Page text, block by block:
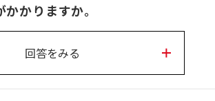
かりますか。
回答をみる